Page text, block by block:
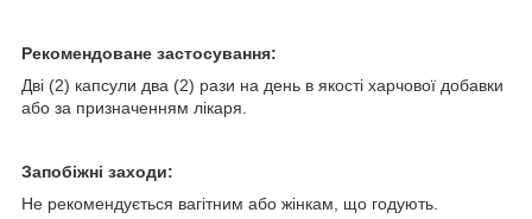
Рекомендоване застосування:
Дві (2) капсули два (2) рази на день в якості харчової добавки
або за призначенням лікаря.
Запобіжні заходи:
Не рекомендується вагітним або жінкам, що годують.